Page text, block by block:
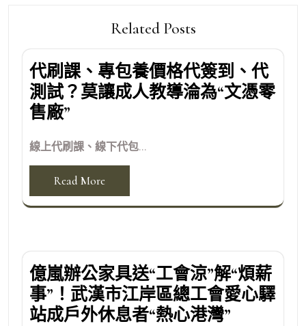
Related Posts
代刷課、專包養價格代簽到、代
測試？莫讓成人教導淪為“文憑零
售廠”
線上代刷課、線下代包...
Read More
億嵐辦公家具送“工會涼”解“煩薪
事”！武漢市江岸區總工會愛心驛
站成戶外休息者“熱心港灣”